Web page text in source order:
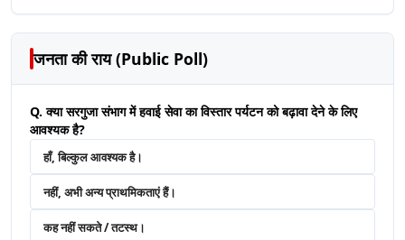
जनता की राय (Public Poll)
Q. क्या सरगुजा संभाग में हवाई सेवा का विस्तार पर्यटन को बढ़ावा देने के लिए
आवश्यक है?
हाँ, बिल्कुल आवश्यक है।
नहीं, अभी अन्य प्राथमिकताएं हैं।
कह नहीं सकते / तटस्थ।